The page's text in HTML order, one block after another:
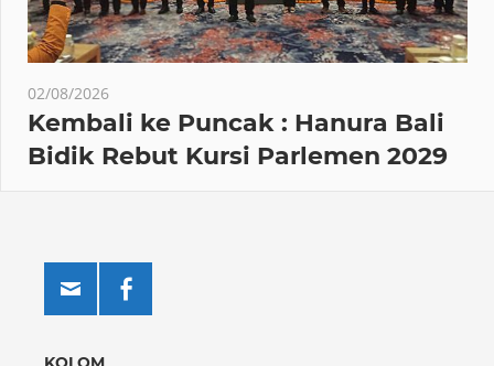
02/08/2026
Kembali ke Puncak : Hanura Bali
Bidik Rebut Kursi Parlemen 2029